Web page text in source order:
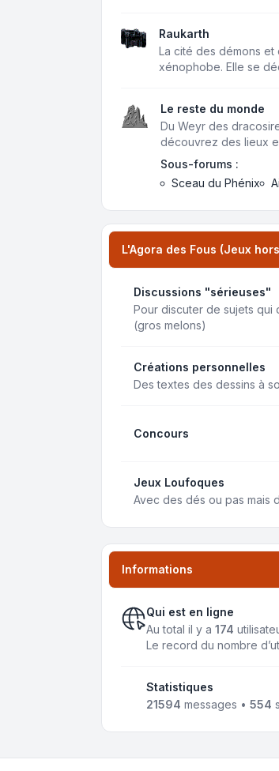
Raukarth
La cité des démons
xénophobe. Elle se
Le reste du monde
Du Weyr des
découvrez des lieux
Sous-forums :
Sceau du Phénix
L'Agora des Fous (Jeux
Discussions "sérieuses"
Pour discuter de sujets qui
(gros melons)
Créations personnelles
Des textes des dessins à
Concours
Jeux Loufoques
Avec des dés ou pas mais
Informations
Qui est en ligne
Au total il y a 174
Le record du nombre
Statistiques
21594 messages • 554